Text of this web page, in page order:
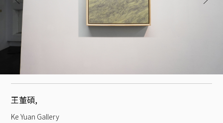
王董碩,
Ke Yuan Gallery